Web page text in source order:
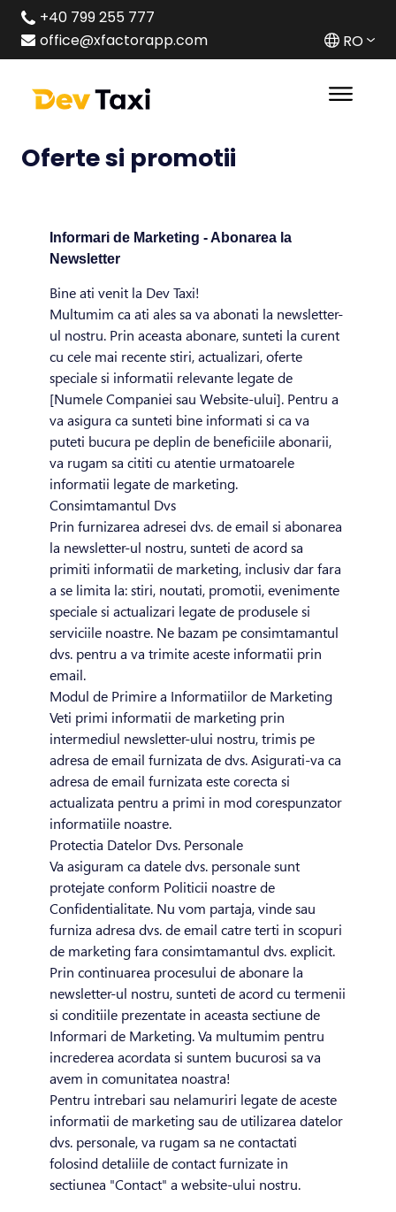
+40 799 255 777
office@xfactorapp.com
RO
Oferte si promotii
Informari de Marketing - Abonarea la
Newsletter
Bine ati venit la Dev Taxi!
Multumim ca ati ales sa va abonati la newsletter-
ul nostru. Prin aceasta abonare, sunteti la curent
cu cele mai recente stiri, actualizari, oferte
speciale si informatii relevante legate de
[Numele Companiei sau Website-ului]. Pentru a
va asigura ca sunteti bine informati si ca va
puteti bucura pe deplin de beneficiile abonarii,
va rugam sa cititi cu atentie urmatoarele
informatii legate de marketing.
Consimtamantul Dvs
Prin furnizarea adresei dvs. de email si abonarea
la newsletter-ul nostru, sunteti de acord sa
primiti informatii de marketing, inclusiv dar fara
a se limita la: stiri, noutati, promotii, evenimente
speciale si actualizari legate de produsele si
serviciile noastre. Ne bazam pe consimtamantul
dvs. pentru a va trimite aceste informatii prin
email.
Modul de Primire a Informatiilor de Marketing
Veti primi informatii de marketing prin
intermediul newsletter-ului nostru, trimis pe
adresa de email furnizata de dvs. Asigurati-va ca
adresa de email furnizata este corecta si
actualizata pentru a primi in mod corespunzator
informatiile noastre.
Protectia Datelor Dvs. Personale
Va asiguram ca datele dvs. personale sunt
protejate conform Politicii noastre de
Confidentialitate. Nu vom partaja, vinde sau
furniza adresa dvs. de email catre terti in scopuri
de marketing fara consimtamantul dvs. explicit.
Prin continuarea procesului de abonare la
newsletter-ul nostru, sunteti de acord cu termenii
si conditiile prezentate in aceasta sectiune de
Informari de Marketing. Va multumim pentru
increderea acordata si suntem bucurosi sa va
avem in comunitatea noastra!
Pentru intrebari sau nelamuriri legate de aceste
informatii de marketing sau de utilizarea datelor
dvs. personale, va rugam sa ne contactati
folosind detaliile de contact furnizate in
sectiunea "Contact" a website-ului nostru.